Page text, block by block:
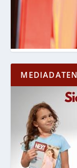
MEDIADATEN